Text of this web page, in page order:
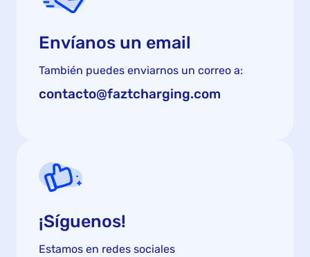
Envíanos un email
También puedes enviarnos un correo a:
contacto@faztcharging.com
¡Síguenos!
Estamos en redes sociales